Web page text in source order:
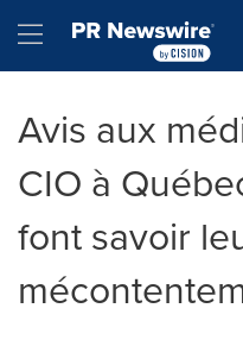
Hamburger menu
Avis aux
CIO à
font savoir